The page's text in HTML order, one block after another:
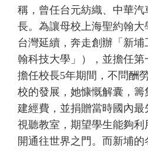
稱，曾任台元紡織、中華
長。為讓母校上海聖約翰
台灣延續，奔走創辦「新
翰科技大學」），並擔任第
擔任校長5年期間，不問酬
校的發展，她慷慨解囊，
建經費，並捐贈當時國內
視聽教室，期望學生能夠
開通往世界之門。而新埔的